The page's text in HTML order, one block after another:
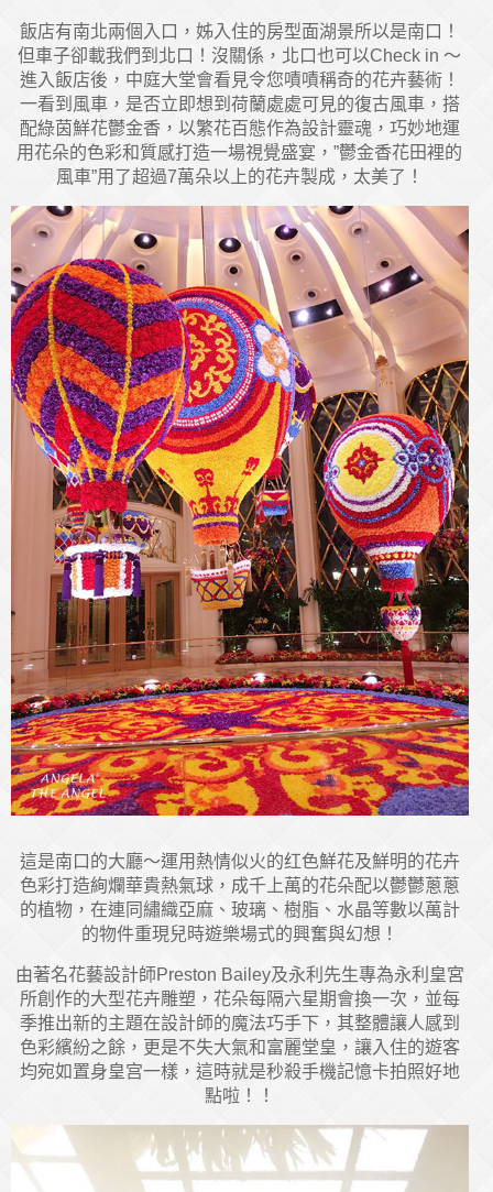
飯店有南北兩個入口，姊入住的房型面湖景所以是南口！
但車子卻載我們到北口！沒關係，北口也可以Check in ～
進入飯店後，中庭大堂會看見令您嘖嘖稱奇的花卉藝術！
一看到風車，是否立即想到荷蘭處處可見的復古風車，搭
配綠茵鮮花鬱金香，以繁花百態作為設計靈魂，巧妙地運
用花朵的色彩和質感打造一場視覺盛宴，”鬱金香花田裡的
風車”用了超過7萬朵以上的花卉製成，太美了！
這是南口的大廳～運用熱情似火的红色鮮花及鮮明的花卉
色彩打造絢爛華貴熱氣球，成千上萬的花朵配以鬱鬱蔥蔥
的植物，在連同繡織亞麻、玻璃、樹脂、水晶等數以萬計
的物件重現兒時遊樂場式的興奮與幻想！
由著名花藝設計師Preston Bailey及永利先生專為永利皇宮
所創作的大型花卉雕塑，花朵每隔六星期會換一次，並每
季推出新的主題在設計師的魔法巧手下，其整體讓人感到
色彩繽紛之餘，更是不失大氣和富麗堂皇，讓入住的遊客
均宛如置身皇宫一樣，這時就是秒殺手機記憶卡拍照好地
點啦！！